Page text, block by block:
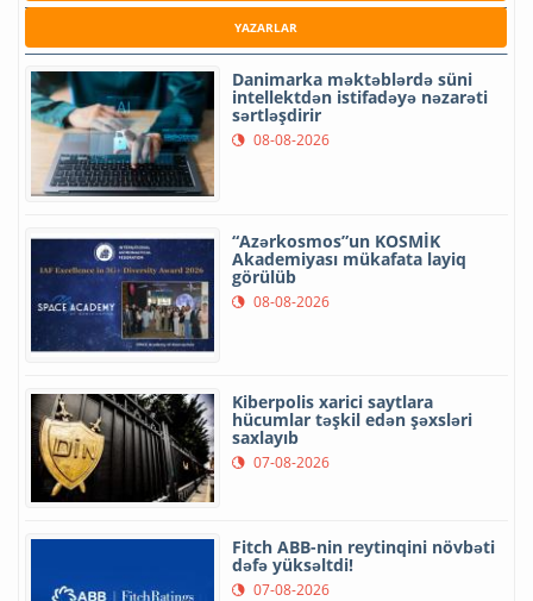
YAZARLAR
Danimarka məktəblərdə süni
intellektdən istifadəyə nəzarəti
sərtləşdirir
08-08-2026
“Azərkosmos”un KOSMİK
Akademiyası mükafata layiq
görülüb
08-08-2026
Kiberpolis xarici saytlara
hücumlar təşkil edən şəxsləri
saxlayıb
07-08-2026
Fitch ABB-nin reytinqini növbəti
dəfə yüksəltdi!
07-08-2026